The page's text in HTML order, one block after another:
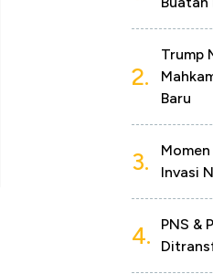
2.
Trump
Baru
3.
Invasi
4.
PNS &